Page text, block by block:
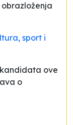
sport i
ove
o